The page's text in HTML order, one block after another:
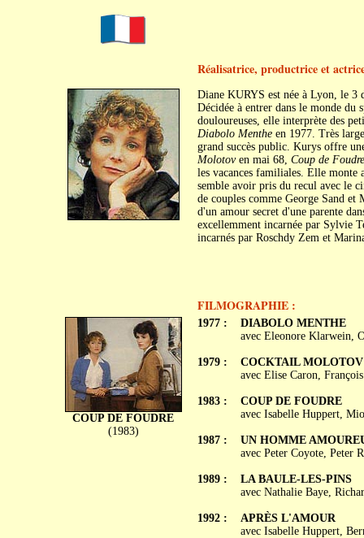
Réalisatrice, productrice et
Diane KURYS est née à Lyon, le 3
Décidée à entrer dans le monde du
douloureuses, elle interprète des
Diabolo Mentheen 1977. Très
grand succès public. Kurys offre
Molotoven mai 68, Coup de Foudre
les vacances familiales. Elle
semble avoir pris du recul avec le
de couples comme George Sand et
d'un amour secret d'une parente
excellemment incarnée par Sylvie
incarnés par Roschdy Zem et
FILMOGRAPHIE :
COUP DE FOUDRE
(1983)
1977 :
1979 :
1983 :
1987 :
1989 :
1992 :
DIABOLO MENTHE
avec Eleonore Klarwein,
COCKTAIL MOLOTOV
avec Elise Caron,
COUP DE FOUDRE
avec Isabelle Huppert,
UN HOMME
avec Peter Coyote, Peter
LA BAULE-LES-PINS
avec Nathalie Baye,
APRÈS L'AMOUR
avec Isabelle Huppert,